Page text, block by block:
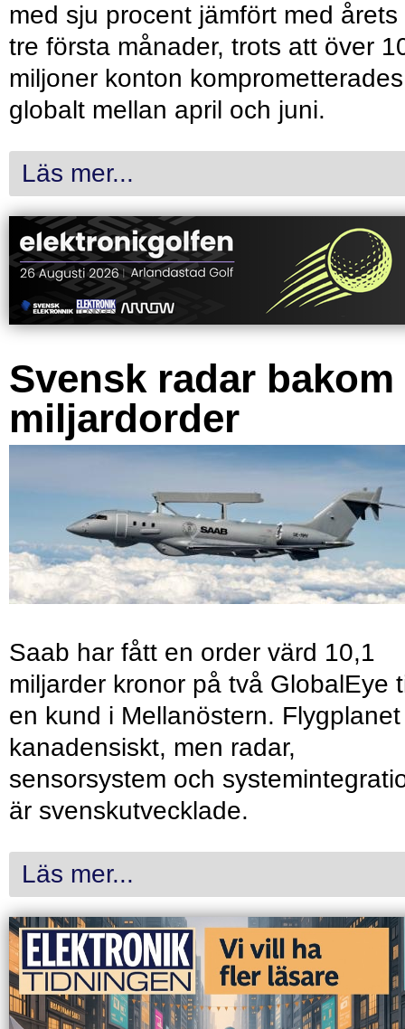
med sju procent jämfört med årets
tre första månader, trots att över
miljoner konton komprometterades
globalt mellan april och juni.
Läs mer...
Svensk radar bakom
miljardorder
Saab har fått en order värd 10,1
miljarder kronor på två GlobalEye
en kund i Mellanöstern.
kanadensiskt, men radar,
sensorsystem och
är svenskutvecklade.
Läs mer...